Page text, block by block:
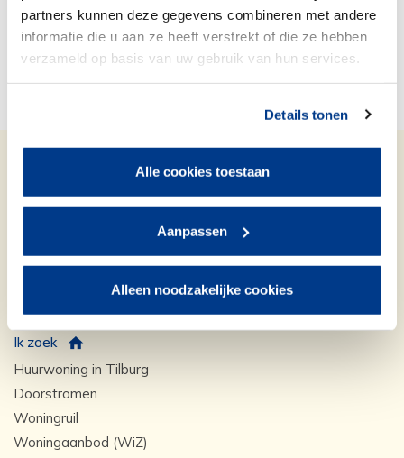
partners kunnen deze gegevens combineren met andere
informatie die u aan ze heeft verstrekt of die ze hebben
verzameld op basis van uw gebruik van hun services.
Details tonen
Alle cookies toestaan
Aanpassen
Alleen noodzakelijke cookies
Bel ons: 013 5490 890
Mail ons: email@tiwos.nl
Contact
Samen besparen
Veelgestelde vragen
Ik zoek
Huurwoning in Tilburg
Doorstromen
Woningruil
Woningaanbod (WiZ)